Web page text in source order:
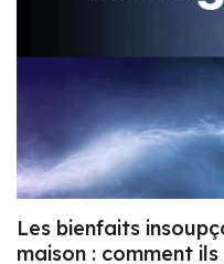
Les bienfaits
maison : comment